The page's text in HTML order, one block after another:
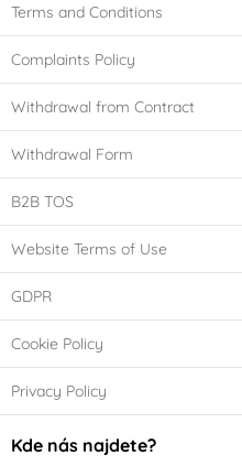
Terms and Conditions
Complaints Policy
Withdrawal from Contract
Withdrawal Form
B2B TOS
Website Terms of Use
GDPR
Cookie Policy
Privacy Policy
Kde nás najdete?